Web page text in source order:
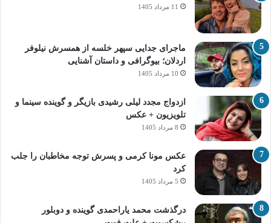
11 مرداد 1405
ماجرای جدایی سپهر خلسه از همسرش نیلوفر
اردلان؛ بیوگرافی و داستان آشنایی
10 مرداد 1405
ازدواج مجدد لیلی رشیدی بازیگر و گوینده سینما و
تلویزیون + عکس
8 مرداد 1405
عکس مونا کرمی و پسرش توجه مخاطبان را جلب
کرد
5 مرداد 1405
درگذشت محمد یاراحمدی گوینده و دوبلور